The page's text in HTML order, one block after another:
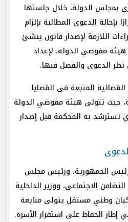
بمجلس الدولة، خلال جلستها
بإحالة الدعوى المطالبة بإلزام
اللازمة لإصدار قانون ينشئ
مفوضي الدولة، لإعداد
نظر الدعوى والفصل فيها.
المتبعة في القضايا
حيث تتولى هيئة مفوضي الدولة
تسترشد به المحكمة قبل إصدار
الجمهورية، ورئيس مجلس
التضامن الاجتماعي، ووزير الداخلية
وطني مستقل يتولى متابعة
الحفاظ على استقرار الأسرة.